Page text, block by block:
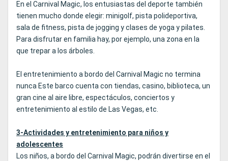
En el Carnival Magic, los entusiastas del deporte también
tienen mucho donde elegir: minigolf, pista polideportiva,
sala de fitness, pista de jogging y clases de yoga y pilates.
Para disfrutar en familia hay, por ejemplo, una zona en la
que trepar a los árboles.
El entretenimiento a bordo del Carnival Magic no termina
nunca Este barco cuenta con tiendas, casino, biblioteca, un
gran cine al aire libre, espectáculos, conciertos y
entretenimiento al estilo de Las Vegas, etc.
3-Actividades y entretenimiento para niños y
adolescentes
Los niños, a bordo del Carnival Magic, podrán divertirse en el